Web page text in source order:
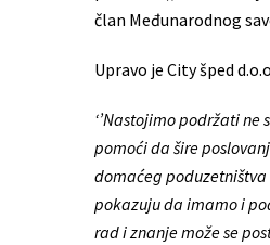
član Međunarodnog
Upravo je City šped
‘’Nastojimo podržati
pomoći da šire
domaćeg
pokazuju da imamo i
rad i znanje može se